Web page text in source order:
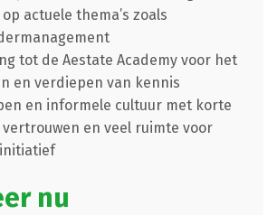
actuele thema’s zoals
tot de Aestate Academy voor het
en verdiepen van kennis
en informele cultuur met korte
en veel ruimte voor
nu